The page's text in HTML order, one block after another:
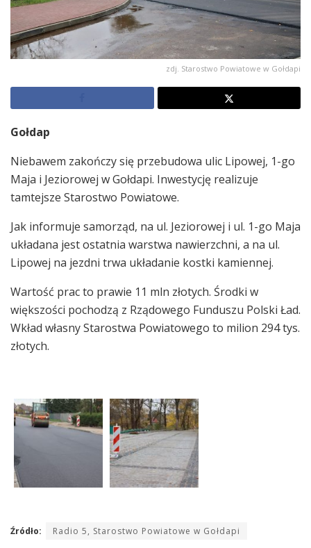
zdj. Starostwo Powiatowe w Gołdapi
Gołdap
Niebawem zakończy się przebudowa ulic Lipowej, 1-go
Maja i Jeziorowej w Gołdapi. Inwestycję realizuje
tamtejsze Starostwo Powiatowe.
Jak informuje samorząd, na ul. Jeziorowej i ul. 1-go Maja
układana jest ostatnia warstwa nawierzchni, a na ul.
Lipowej na jezdni trwa układanie kostki kamiennej.
Wartość prac to prawie 11 mln złotych. Środki w
większości pochodzą z Rządowego Funduszu Polski Ład.
Wkład własny Starostwa Powiatowego to milion 294 tys.
złotych.
Źródło: Radio 5, Starostwo Powiatowe w Gołdapi